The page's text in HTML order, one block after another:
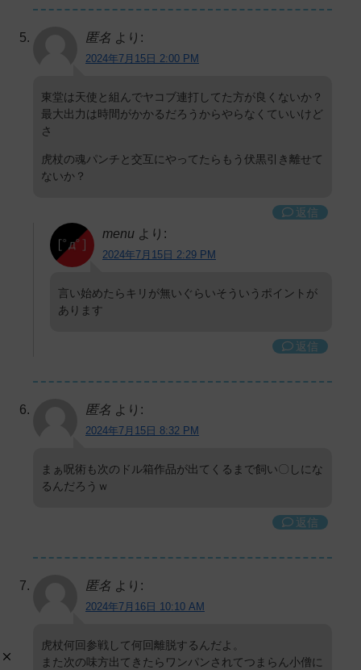
匿名 より:
2024年7月15日 2:00 PM
東堂は天使と組んでヤコブ連打してた方が良くないか？
最大出力は時間がかかるだろうからやらなくていいけど
さ
虎杖の魂パンチと交互にやってたらもう伏黒引き離せて
ないか？
返信
menu より:
2024年7月15日 2:29 PM
言い始めたらキリが無いぐらいそういうポイントが
あります
返信
匿名 より:
2024年7月15日 8:32 PM
まぁ呪術も次のドル箱作品が出てくるまで飼い〇しにな
るんだろうｗ
返信
匿名 より:
2024年7月16日 10:10 AM
虎杖何回参戦して何回離脱するんだよ。
また次の味方出てきたらワンパンされてつまらん小僧に